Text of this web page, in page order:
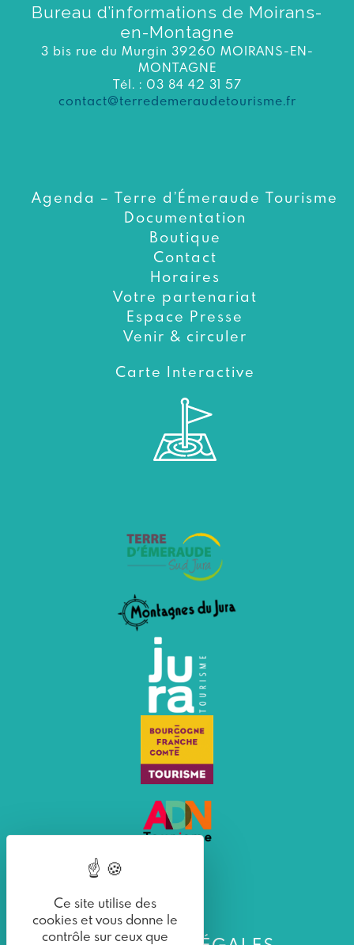
Bureau d’informations de Moirans-
en-Montagne
3 bis rue du Murgin 39260 MOIRANS-EN-
MONTAGNE
Tél. : 03 84 42 31 57
contact@terredemeraudetourisme.fr
Agenda – Terre d’Émeraude Tourisme
Documentation
Boutique
Contact
Horaires
Votre partenariat
Espace Presse
Venir & circuler
Carte Interactive
Ce site utilise des
cookies et vous donne le
contrôle sur ceux que